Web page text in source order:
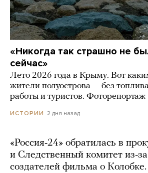
«Никогда так страшно не
сейчас»
Лето 2026 года в Крыму. Вот
жители полуострова — без
работы и туристов. Фоторепортаж
ИСТОРИИ 2 дня назад
«Россия-24» обратилась в
и Следственный комитет из-
создателей фильма о